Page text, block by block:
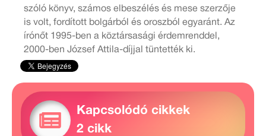
szóló könyv, számos elbeszélés és mese szerzője
is volt, fordított bolgárból és oroszból egyaránt. Az
írónőt 1995-ben a köztársasági érdemrenddel,
2000-ben József Attila-díjjal tüntették ki.
Kapcsolódó cikkek
2 cikk